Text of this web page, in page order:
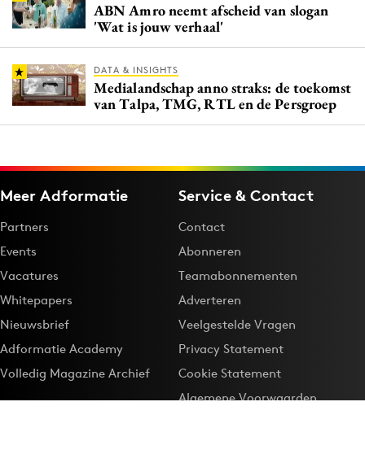
ABN Amro neemt afscheid van slogan
'Wat is jouw verhaal'
DATA & INSIGHTS
Medialandschap anno straks: de toekomst
van Talpa, TMG, RTL en de Persgroep
Meer Adformatie
Partners
Events
Vacatures
Whitepapers
Nieuwsbrief
Adformatie Academy
Volledig Magazine Archief
Service & Contact
Contact
Abonneren
Teamabonnementen
Adverteren
Veelgestelde Vragen
Privacy Statement
Cookie Statement
Algemene Voorwaarden